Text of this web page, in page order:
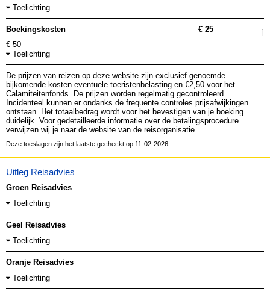
Toelichting
Boekingskosten
€ 25
€ 50
Toelichting
De prijzen van reizen op deze website zijn exclusief genoemde
bijkomende kosten eventuele toeristenbelasting en €2,50 voor het
Calamiteitenfonds. De prijzen worden regelmatig gecontroleerd.
Incidenteel kunnen er ondanks de frequente controles prijsafwijkingen
ontstaan. Het totaalbedrag wordt voor het bevestigen van je boeking
duidelijk. Voor gedetailleerde informatie over de betalingsprocedure
verwijzen wij je naar de website van de reisorganisatie..
Deze toeslagen zijn het laatste gecheckt op 11-02-2026
Uitleg Reisadvies
Groen Reisadvies
Toelichting
Geel Reisadvies
Toelichting
Oranje Reisadvies
Toelichting